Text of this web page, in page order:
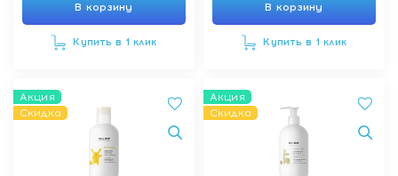
В корзину
Купить в 1 клик
В корзину
Купить в 1 клик
Акция
Скидка
Акция
Скидка